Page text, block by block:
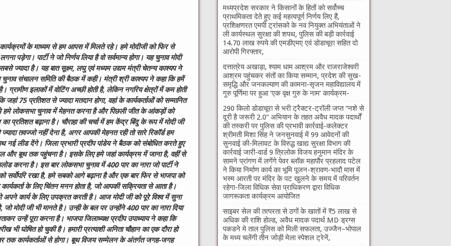
के माध्यम से हम आपस में मिलते रहे। हमे मोदीजी को फिर से
पड़ेगा। पार्टी ने जो निर्णय लिया है वो सर्वमान्य होगा। यह चुनाव मोदी
ज्यादा है। यह बात सूक्ष्म, लघु एवं मध्यम उद्यम मंत्री चेतन्य काश्यप ने
चुनाव संचालन समिति की बैठक में कही। मंत्री श्री काश्यप ने कहा कि हमें
इलाकों में वोटिंग अच्छी होती है, लेकिन नगरिय क्षेत्रों में कम होती
75 प्रतिशत से ज्यादा मतदान होगा, वहां के कार्यकर्ताओं को सम्मानित
हमे लोकसभा चुनाव में मेहनत करना है और पिछली जीत के आंकड़ों को
प्रतिशत बढ़ाना है। चौराहा की चर्चा में हम केंद्र बिंदु के रूप में मोदी जी
तवज्जो नहीं देना है, अगर आपकी मेहनत रही तो सारे रिकॉर्ड हम
लीड देंगे। जिला प्रभारी प्रदीप पांडेय ने बैठक को संबोधित करते हुए
बूथ तक पहुंचना है। इसके लिए हमे जहां कार्यक्रम में जाना है, वहीं से
करना है। इस बार लोकसभा चुनाव में 400 पार का नारा जो पार्टी ने
सर्वाेपरि रखा है, हमे सबको आगे बढ़ाना है और एक बार फिर से भाजपा को
के लिए चिंतन मनन होता है, जो आपकी सक्रियता से आता है।
अपने कार्य के लिए उपक्रत करती है। आज मोदी जी को पूरे विश्व में सुना
मोदी जी भी मानते है। उन्ही के बल पर उन्होंने 400 पार का नारा दिया
उन्हें पूरा करना है। भाजपा जिलाध्यक्ष प्रदीप उपाध्याय ने कहा कि
घोषित हो चुकी है। हमारी प्रत्याशी अनिता चौहान का एक दौरा हो
कार्यकर्ताओं से होगा। बूथ विजय सम्मेलन के अंतर्गत जगह-जगह
मध्यप्रदेश सरकार ने किसानों के हितों को सर्वोच्च
प्राथमिकता देते हुए कई महत्वपूर्ण निर्णय लिए हैं,
प्रशिक्षणरत एमपी ट्रांसको के नव नियुक्त अभियंताओं ने
ली कार्यस्थल सुरक्षा की शपथ, पुलिस की बड़ी कार्रवाई
14.70 लाख रुपये की एमडीएमए एवं डोडाचूरा सहित दो
आरोपी गिरफ्तार,
दत्तात्रेय अखाड़ा, श्याम धाम आश्रम और राजराजेश्वरी
आश्रम पहुंचकर संतों का किया सम्मान, प्रदेश की सुख-
समृद्धि और जनकल्याण की कामना-सृजन महाविद्यालय में
गुरु पूर्णिमा पर हुआ ‘एक वृक्ष गुरु के नाम’ कार्यक्रम-
290 किलो डोडाचूरा से भरी ट्रैक्टर-ट्रॉली जप्त “नशे से
दूरी है जरूरी 2.0” अभियान के तहत अवैध मादक पदार्थों
की तस्करी पर पुलिस की प्रभावी कार्रवाई-कलेक्टर
श्रीमती मिशा सिंह ने जनसुनवाई में 99 आवेदनों की
सुनवाई की-मिलावट के विरुद्ध खाद्य सुरक्षा विभाग की
कार्रवाई जारी-वार्ड 9 त्रिलोक विजय हनुमान मंदिर के
सामने प्रांगण में लगेंगे पेवर ब्लॉक महापौर प्रहलाद पटेल
ने किया निर्माण कार्य का भूमि पूजन-श्रावण-भादौ मास में
भस्म आरती पर मंदिर के पट खुलने के समय में परिवर्तन
रहेगा-जिला विधिक सेवा प्राधिकरण द्वारा विधिक
जागरूकता कार्यक्रम आयोजित
साइबर सेल की तत्परता से ठगों के खातों में ₹5 लाख से
अधिक की राशि होल्ड, अवैध मादक पदार्थ MD ड्रग्स
पकडने मे ताल पुलिस को मिली सफलता, उज्जैन–भोपाल
के मध्य चलेंगी तीन जोड़ी मेला स्पेशल ट्रेनें,